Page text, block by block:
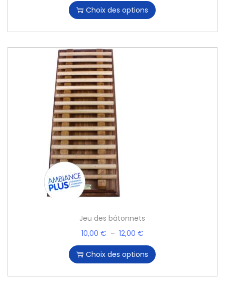
Choix des options
Jeu des bâtonnets
10,00 € – 12,00 €
Choix des options